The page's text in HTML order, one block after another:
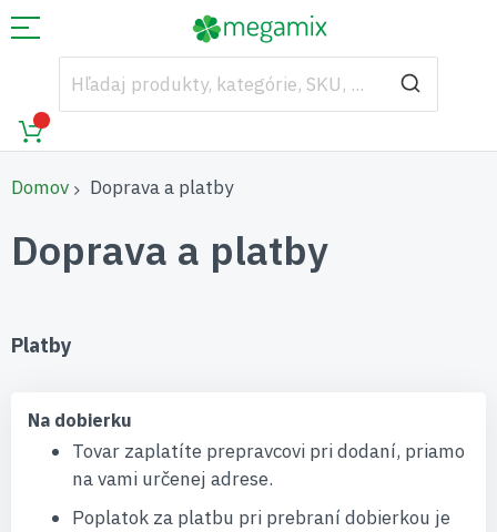
Domov Doprava a platby
Doprava a platby
Platby
Na dobierku
Tovar zaplatíte prepravcovi pri dodaní, priamo
na vami určenej adrese.
Poplatok za platbu pri prebraní dobierkou je